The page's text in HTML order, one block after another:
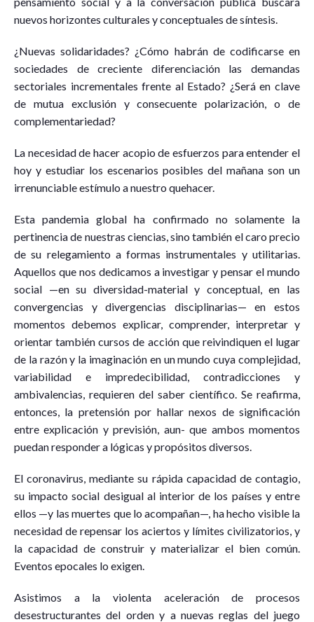
nuevos horizontes culturales y conceptuales de síntesis.
¿Nuevas solidaridades? ¿Cómo habrán de codificarse en
sociedades de creciente diferenciación las demandas
sectoriales incrementales frente al Estado? ¿Será en clave
de mutua exclusión y consecuente polarización, o de
complementariedad?
La necesidad de hacer acopio de esfuerzos para entender el
hoy y estudiar los escenarios posibles del mañana son un
irrenunciable estímulo a nuestro quehacer.
Esta pandemia global ha confirmado no solamente la
pertinencia de nuestras ciencias, sino también el caro precio
de su relegamiento a formas instrumentales y utilitarias.
Aquellos que nos dedicamos a investigar y pensar el mundo
social —en su diversidad-material y conceptual, en las
convergencias y divergencias disciplinarias— en estos
momentos debemos explicar, comprender, interpretar y
orientar también cursos de acción que reivindiquen el lugar
de la razón y la imaginación en un mundo cuya complejidad,
variabilidad e impredecibilidad, contradicciones y
ambivalencias, requieren del saber científico. Se reafirma,
entonces, la pretensión por hallar nexos de significación
entre explicación y previsión, aun- que ambos momentos
puedan responder a lógicas y propósitos diversos.
El coronavirus, mediante su rápida capacidad de contagio,
su impacto social desigual al interior de los países y entre
ellos —y las muertes que lo acompañan—, ha hecho visible la
necesidad de repensar los aciertos y límites civilizatorios, y
la capacidad de construir y materializar el bien común.
Eventos epocales lo exigen.
Asistimos a la violenta aceleración de procesos
desestructurantes del orden y a nuevas reglas del juego